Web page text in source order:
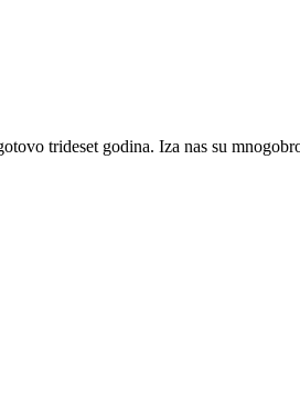
trideset godina. Iza nas su